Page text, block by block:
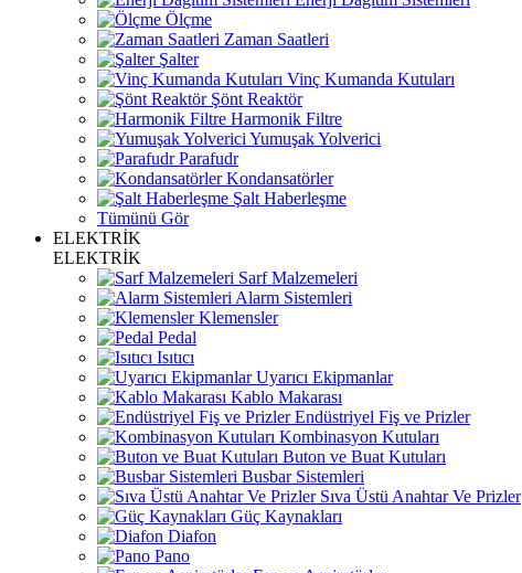
Ölçme
Zaman Saatleri
Şalter
Vinç Kumanda Kutuları
Şönt Reaktör
Harmonik Filtre
Yumuşak Yolverici
Parafudr
Kondansatörler
Şalt Haberleşme
Tümünü Gör
ELEKTRİK
ELEKTRİK
Sarf Malzemeleri
Alarm Sistemleri
Klemensler
Pedal
Isıtıcı
Uyarıcı Ekipmanlar
Kablo Makarası
Endüstriyel Fiş ve Prizler
Kombinasyon Kutuları
Buton ve Buat Kutuları
Busbar Sistemleri
Sıva Üstü Anahtar Ve Prizler
Güç Kaynakları
Diafon
Pano